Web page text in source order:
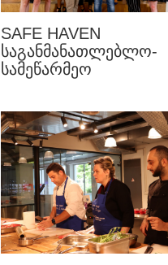
SAFE HAVEN
ᲡᲐᲒᲐᲜᲛᲐᲜᲐᲗᲚᲔᲑᲚᲝ-
ᲡᲐᲛᲔᲬᲐᲠᲛᲔᲝ
ᲣᲙᲠᲐᲘᲜᲔᲚᲘ
ᲥᲐᲚᲔᲑᲘᲡᲗᲕᲘᲡ